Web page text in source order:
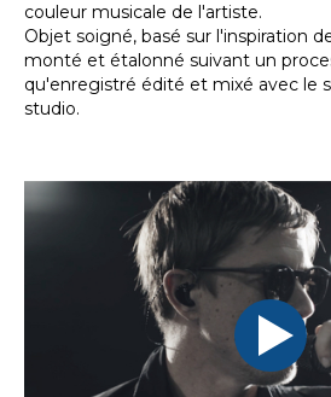
couleur musicale de l'artiste.
Objet soigné, basé sur l'inspiration
monté et étalonné suivant un
qu'enregistré édité et mixé avec le
studio.